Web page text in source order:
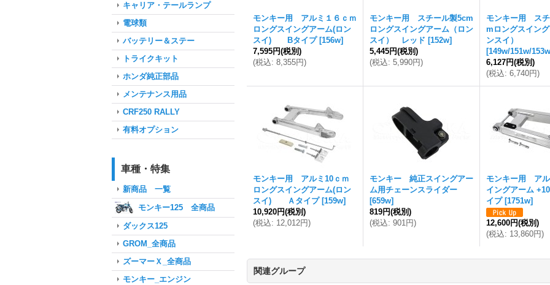
キャリア・テールランプ
電球類
バッテリー＆ステー
トライクキット
ホンダ純正部品
メンテナンス用品
CRF250 RALLY
有料オプション
車種・特集
新商品 一覧
モンキー125 全商品
ダックス125
GROM_全商品
ズーマーＸ_全商品
モンキー_エンジン
モンキー用 アルミ１６ｃｍ
ロングスイングアーム(ロン
スイ) Bタイプ [156w]
7,595円(税別)
(税込: 8,355円)
モンキー用 スチール製5cm
ロングスイングアーム（ロン
スイ） レッド [152w]
5,445円(税別)
(税込: 5,990円)
モンキー用 ス
mロングスイン
ンスイ）
[149w/151w/153w
6,127円(税別)
(税込: 6,740円)
モンキー用 アルミ10ｃｍ
ロングスイングアーム(ロン
スイ) Ａタイプ [159w]
10,920円(税別)
(税込: 12,012円)
モンキー 純正スイングアー
ム用チェーンスライダー
[659w]
819円(税別)
(税込: 901円)
モンキー用 ア
イングアーム
イプ [1751w]
12,600円(税別)
(税込: 13,860円)
関連グループ